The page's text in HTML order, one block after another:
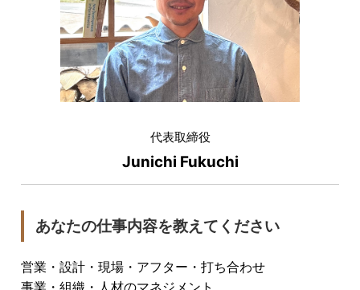
代表取締役
Junichi Fukuchi
あなたの仕事内容を教えてください
営業・設計・現場・アフター・打ち合わせ
事業・組織・人材のマネジメント